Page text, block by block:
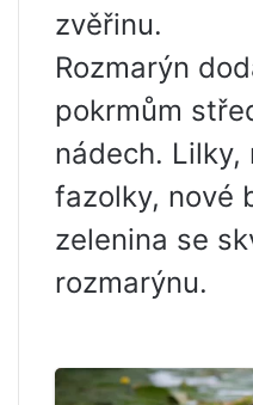
zvěřinu.
Rozmarýn
pokrmům
nádech. Lilky,
fazolky, nové
zelenina se
rozmarýnu.